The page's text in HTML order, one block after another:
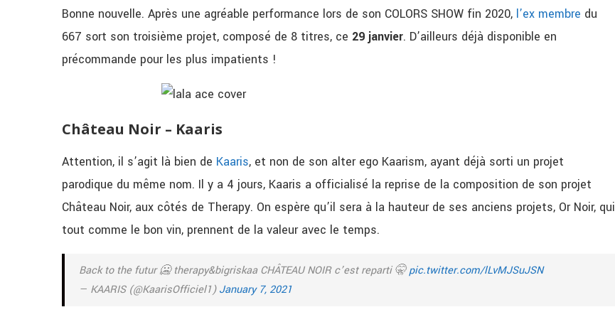
Bonne nouvelle. Après une agréable performance lors de son COLORS SHOW fin 2020, l’ex membre du
667 sort son troisième projet, composé de 8 titres, ce 29 janvier. D’ailleurs déjà disponible en
précommande pour les plus impatients !
Château Noir – Kaaris
Attention, il s’agit là bien de Kaaris, et non de son alter ego Kaarism, ayant déjà sorti un projet
parodique du même nom. Il y a 4 jours, Kaaris a officialisé la reprise de la composition de son projet
Château Noir, aux côtés de Therapy. On espère qu’il sera à la hauteur de ses anciens projets, Or Noir, qui
tout comme le bon vin, prennent de la valeur avec le temps.
Back to the futur 🥶 therapy&bigriskaa CHÂTEAU NOIR c’est reparti 🤫pic.twitter.com/lLvMJSuJSN
— KAARIS (@KaarisOfficiel1)January 7, 2021